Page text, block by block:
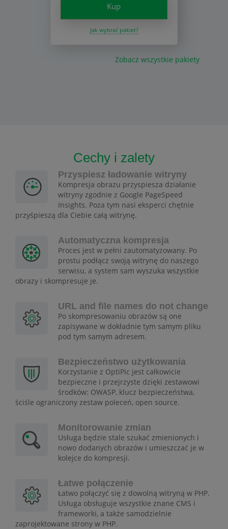
Kup
Jak wybrać pakiet?
Zobacz wszystkie pakiety
Cechy i zalety
Przyspiesz ładowanie witryny
Kompresja obrazu przyspiesza działanie
witryny zgodnie z Google PageSpeed
Insights. Poza tym nasi eksperci chętnie
przyśpieszą dla Ciebie całą witrynę.
Automatyczna kompresja
Proces jest w pełni zautomatyzowany. Po
prostu podłącz swoją witrynę do naszego
serwisu, a system sam wyszuka wszystkie
obrazy i skompresuje je.
URL and file names do not change
Po skompresowaniu obrazów są one
zapisywane w dokładnie tym samym pliku
pod tym samym adresem.
Bezpieczeństwo użytkowania
Korzystanie z OptiPic jest całkowicie
bezpieczne i przejrzyste dzięki zestawowi
środków: OWASP, klucz bezpieczeństwa,
ściśle ograniczony zestaw poleceń, open source.
Monitorowanie zmian
Usługa będzie stale szukać zmienionych i
nowo dodanych obrazów i umieszczać je w
kolejce do kompresji.
Łatwe połączenie
Łatwo połączyć się z dowolną witryną w PHP.
Usługa obsługuje wszystkie znane CMS i
frameworki, a także samodzielnie
zaprojektowane strony w PHP.